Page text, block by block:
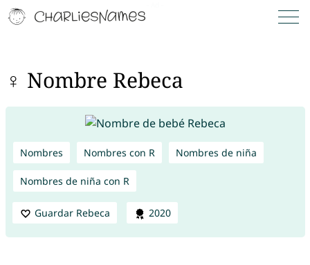
♀ Nombre Rebeca
Nombres Nombres con R Nombres de niña
Nombres de niña con R
Guardar Rebeca 2020